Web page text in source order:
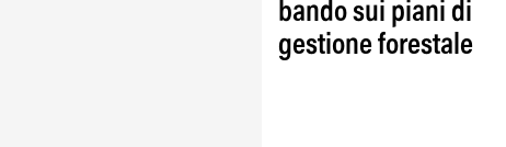
bando sui piani di
gestione forestale